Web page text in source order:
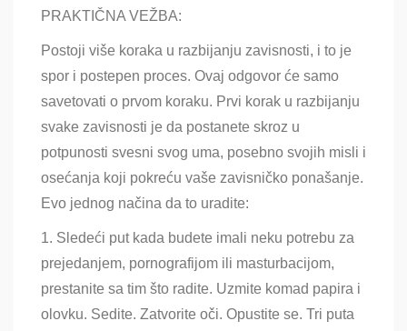
PRAKTIČNA VEŽBA:
Postoji više koraka u razbijanju zavisnosti, i to je
spor i postepen proces. Ovaj odgovor će samo
savetovati o prvom koraku. Prvi korak u razbijanju
svake zavisnosti je da postanete skroz u
potpunosti svesni svog uma, posebno svojih misli i
osećanja koji pokreću vaše zavisničko ponašanje.
Evo jednog načina da to uradite:
1. Sledeći put kada budete imali neku potrebu za
prejedanjem, pornografijom ili masturbacijom,
prestanite sa tim što radite. Uzmite komad papira i
olovku. Sedite. Zatvorite oči. Opustite se. Tri puta